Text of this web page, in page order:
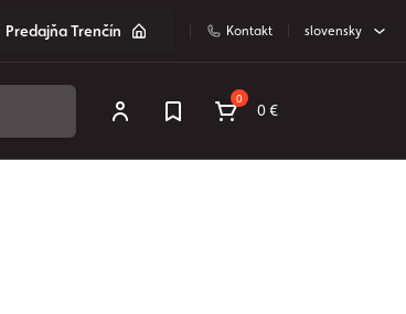
Predajňa Trenčín Kontakt slovensky
0
0 €